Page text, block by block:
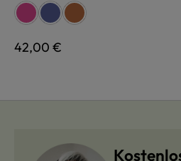
Farbe auswählen
pink blau cognac
Regulärer Preis:
42,00 €